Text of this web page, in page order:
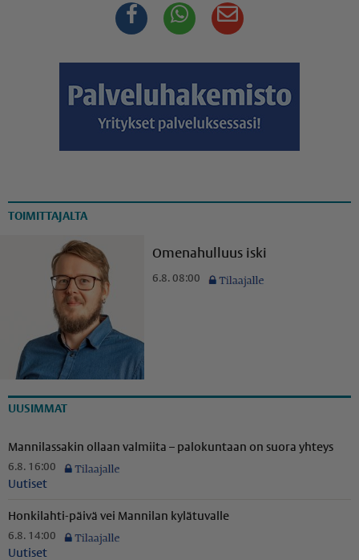
FacebookWhatsappSähköposti
TOIMITTAJALTA
Omenahulluus iski
6.8. 08:00
UUSIMMAT
Mannilassakin ollaan valmiita – palokuntaan on suora yhteys
6.8. 16:00
Uutiset
Honkilahti-päivä vei Mannilan kylätuvalle
6.8. 14:00
Uutiset